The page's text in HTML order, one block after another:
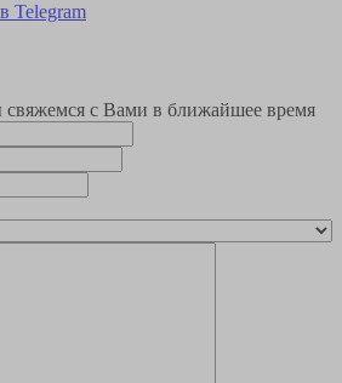
Telegram
с Вами в ближайшее время